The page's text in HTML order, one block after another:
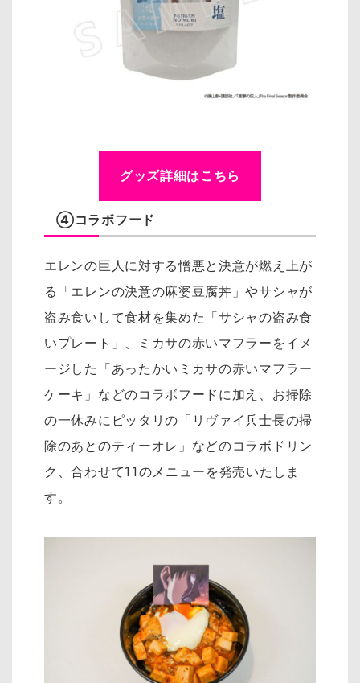
グッズ詳細はこちら
④コラボフード
エレンの巨人に対する憎悪と決意が燃え上が
る「エレンの決意の麻婆豆腐丼」やサシャが
盗み食いして食材を集めた「サシャの盗み食
いプレート」、ミカサの赤いマフラーをイメ
ージした「あったかいミカサの赤いマフラー
ケーキ」などのコラボフードに加え、お掃除
の一休みにピッタリの「リヴァイ兵士長の掃
除のあとのティーオレ」などのコラボドリン
ク、合わせて11のメニューを発売いたしま
す。